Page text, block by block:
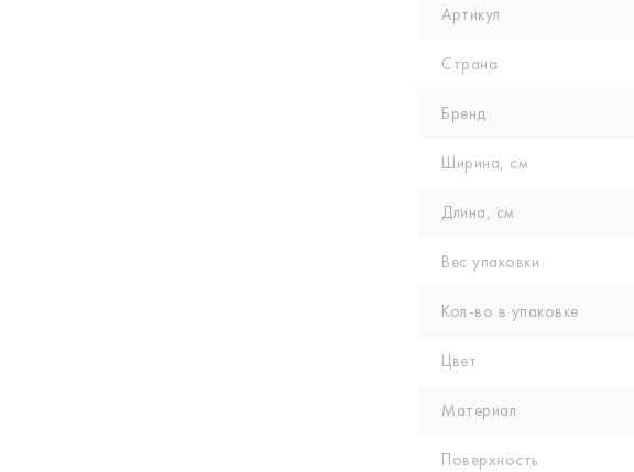
Артикул
Страна
Бренд
Ширина, см
Длина, см
Вес упаковки
Кол-вo в упаковке
Цвет
Материал
Поверхность